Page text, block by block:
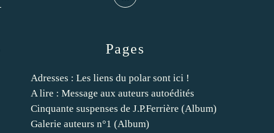
Pages
Adresses : Les liens du polar sont ici !
A lire : Message aux auteurs autoédités
Cinquante suspenses de J.P.Ferrière (Album)
Galerie auteurs n°1 (Album)